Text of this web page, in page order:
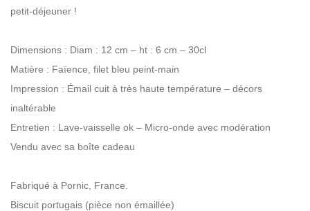
petit-déjeuner !
Dimensions : Diam : 12 cm – ht : 6 cm – 30cl
Matière : Faïence, filet bleu peint-main
Impression : Émail cuit à très haute température – décors
inaltérable
Entretien : Lave-vaisselle ok – Micro-onde avec modération
Vendu avec sa boîte cadeau
Fabriqué à Pornic, France.
Biscuit portugais (pièce non émaillée)